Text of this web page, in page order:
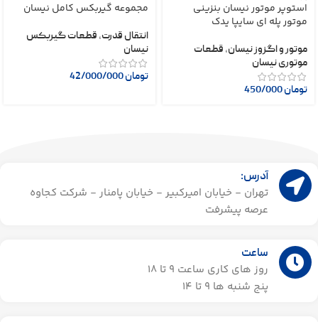
استوپر موتور نیسان بنزینی
موتور پله ای سایپا یدک
موتور و اگزوز نیسان, قطعات
موتوری نیسان
تومان
مجموعه گیربکس کامل نیسان
انتقال قدرت, قطعات گیربکس
نیسان
تومان
آدرس:
تهران - خیابان امیرکبیر - خیابان پامنار - شرکت کجاوه
عرصه پیشرفت
ساعت
روز های کاری ساعت ۹ تا 18
پنج شنبه ها 9 تا 14​